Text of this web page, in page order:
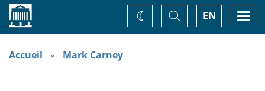
Accueil EN
Basculer
la
recherche
Changez
de
Accueil Mark Carney